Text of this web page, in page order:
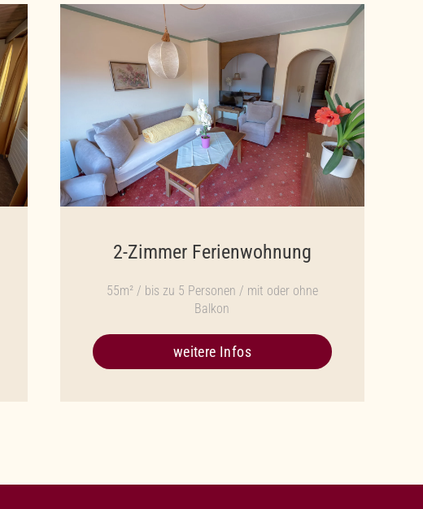
2-Zimmer Ferienwohnung
55m² / bis zu 5 Personen / mit oder ohne
Balkon
weitere Infos